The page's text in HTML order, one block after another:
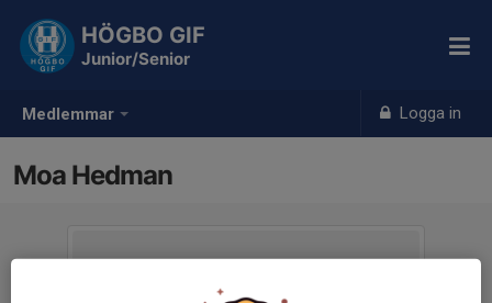
Medlemmar Logga in
HÖGBO GIF
Junior/Senior
Moa Hedman